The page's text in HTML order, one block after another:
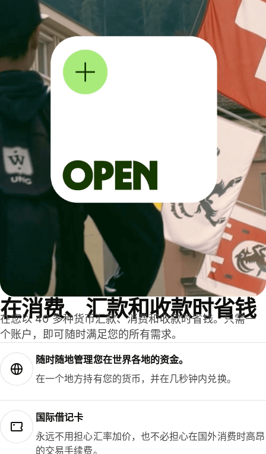
在消费、汇款和收款时省钱
在您以 40 多种货币汇款、消费和收款时省钱。只需一
个账户，即可随时满足您的所有需求。
随时随地管理您在世界各地的资金。
在一个地方持有您的货币，并在几秒钟内兑换。
国际借记卡
永远不用担心汇率加价，也不必担心在国外消费时高昂
的交易手续费。